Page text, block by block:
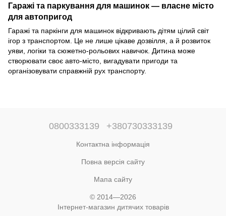
Гаражі та паркування для машинок — власне місто
для автопригод
Гаражі та паркінги для машинок відкривають дітям цілий світ
ігор з транспортом. Це не лише цікаве дозвілля, а й розвиток
уяви, логіки та сюжетно-рольових навичок. Дитина може
створювати своє авто-місто, вигадувати пригоди та
організовувати справжній рух транспорту.
0800333139 +380730333139
Контактна інформація
Повна версія сайту
Мапа сайту
© 2014—2026
Інтернет-магазин дитячих товарів